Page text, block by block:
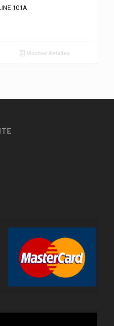
101A
Mostrar detalles